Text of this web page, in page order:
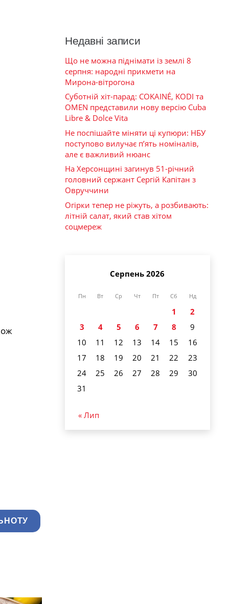
Недавні записи
Що не можна піднімати із землі 8
серпня: народні прикмети на
Мирона-вітрогона
Суботній хіт-парад: COKAINÉ, KODI та
OMEN представили нову версію Cuba
Libre & Dolce Vita
Не поспішайте міняти ці купюри: НБУ
поступово вилучає п’ять номіналів,
але є важливий нюанс
На Херсонщині загинув 51-річний
головний сержант Сергій Капітан з
Овруччини
Огірки тепер не ріжуть, а розбивають:
літній салат, який став хітом
соцмереж
Серпень 2026
Пн Вт Ср Чт Пт Сб Нд
1
2
3
4 5 6 7 8
9
10
11 12 13 14 15
16
17
18 19 20 21 22
23
24
25 26 27 28 29
30
31
« Лип